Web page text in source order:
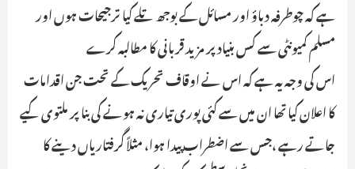
ہے کہ چوطرفہ دباؤ اور مسائل کے بوجھ تلے کیا ترجیحات ہوں اور
مسلم کمیونٹی سے کس بنیاد پر مزید قربانی کا مطالبہ کرے ـ
اس کی وجہ یہ ہے کہ اس نے اوقاف تحریک کے تحت جن اقدامات
کا اعلان کیا تھا ان میں سے کئی پوری تیاری نہ ہونے کی بنا پر ملتوی کیے
جاتے رہے ،جس سے اضطراب پیدا ہوا، مثلاً گرفتاریاں دینے کا